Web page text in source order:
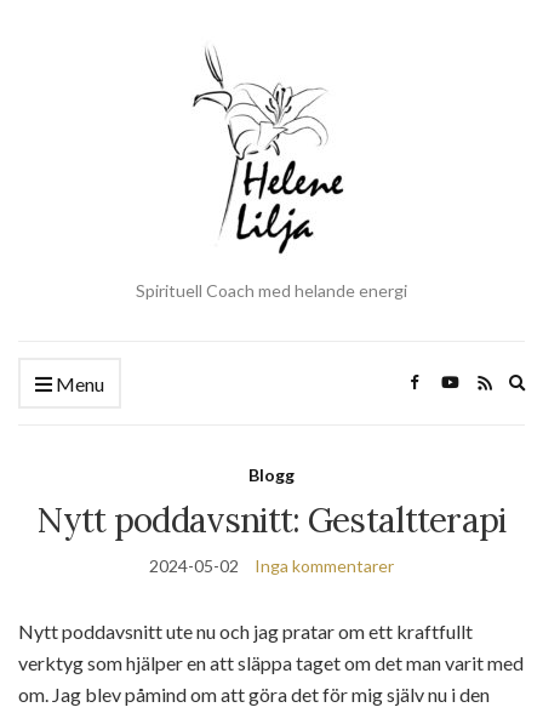
Spirituell Coach med helande energi
Menu
Blogg
Nytt poddavsnitt: Gestaltterapi
2024-05-02 Inga kommentarer
Nytt poddavsnitt ute nu och jag pratar om ett kraftfullt
verktyg som hjälper en att släppa taget om det man varit med
om. Jag blev påmind om att göra det för mig själv nu i den